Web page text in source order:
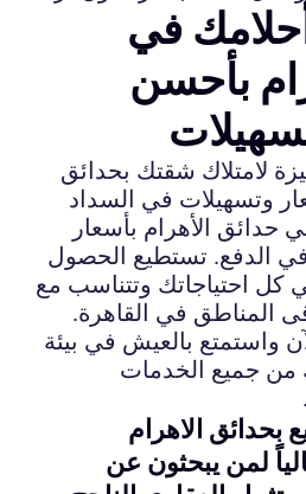
في
بأحسن
لامتلاك شقتك بحدائق
وتسهيلات في السداد
الأهرام بأسعار
في الدفع. تستطيع الحصول
كل احتياجاتك وتتناسب مع
المناطق في القاهرة.
واستمتع بالعيش في بيئة
من جميع الخدمات
بحدائق الاهرام
لمن يبحثون عن